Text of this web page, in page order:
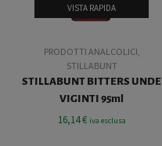
VISTA RAPIDA
PRODOTTI ANALCOLICI,
STILLABUNT
STILLABUNT BITTERS UNDE
VIGINTI 95ml
16,14€ iva esclusa